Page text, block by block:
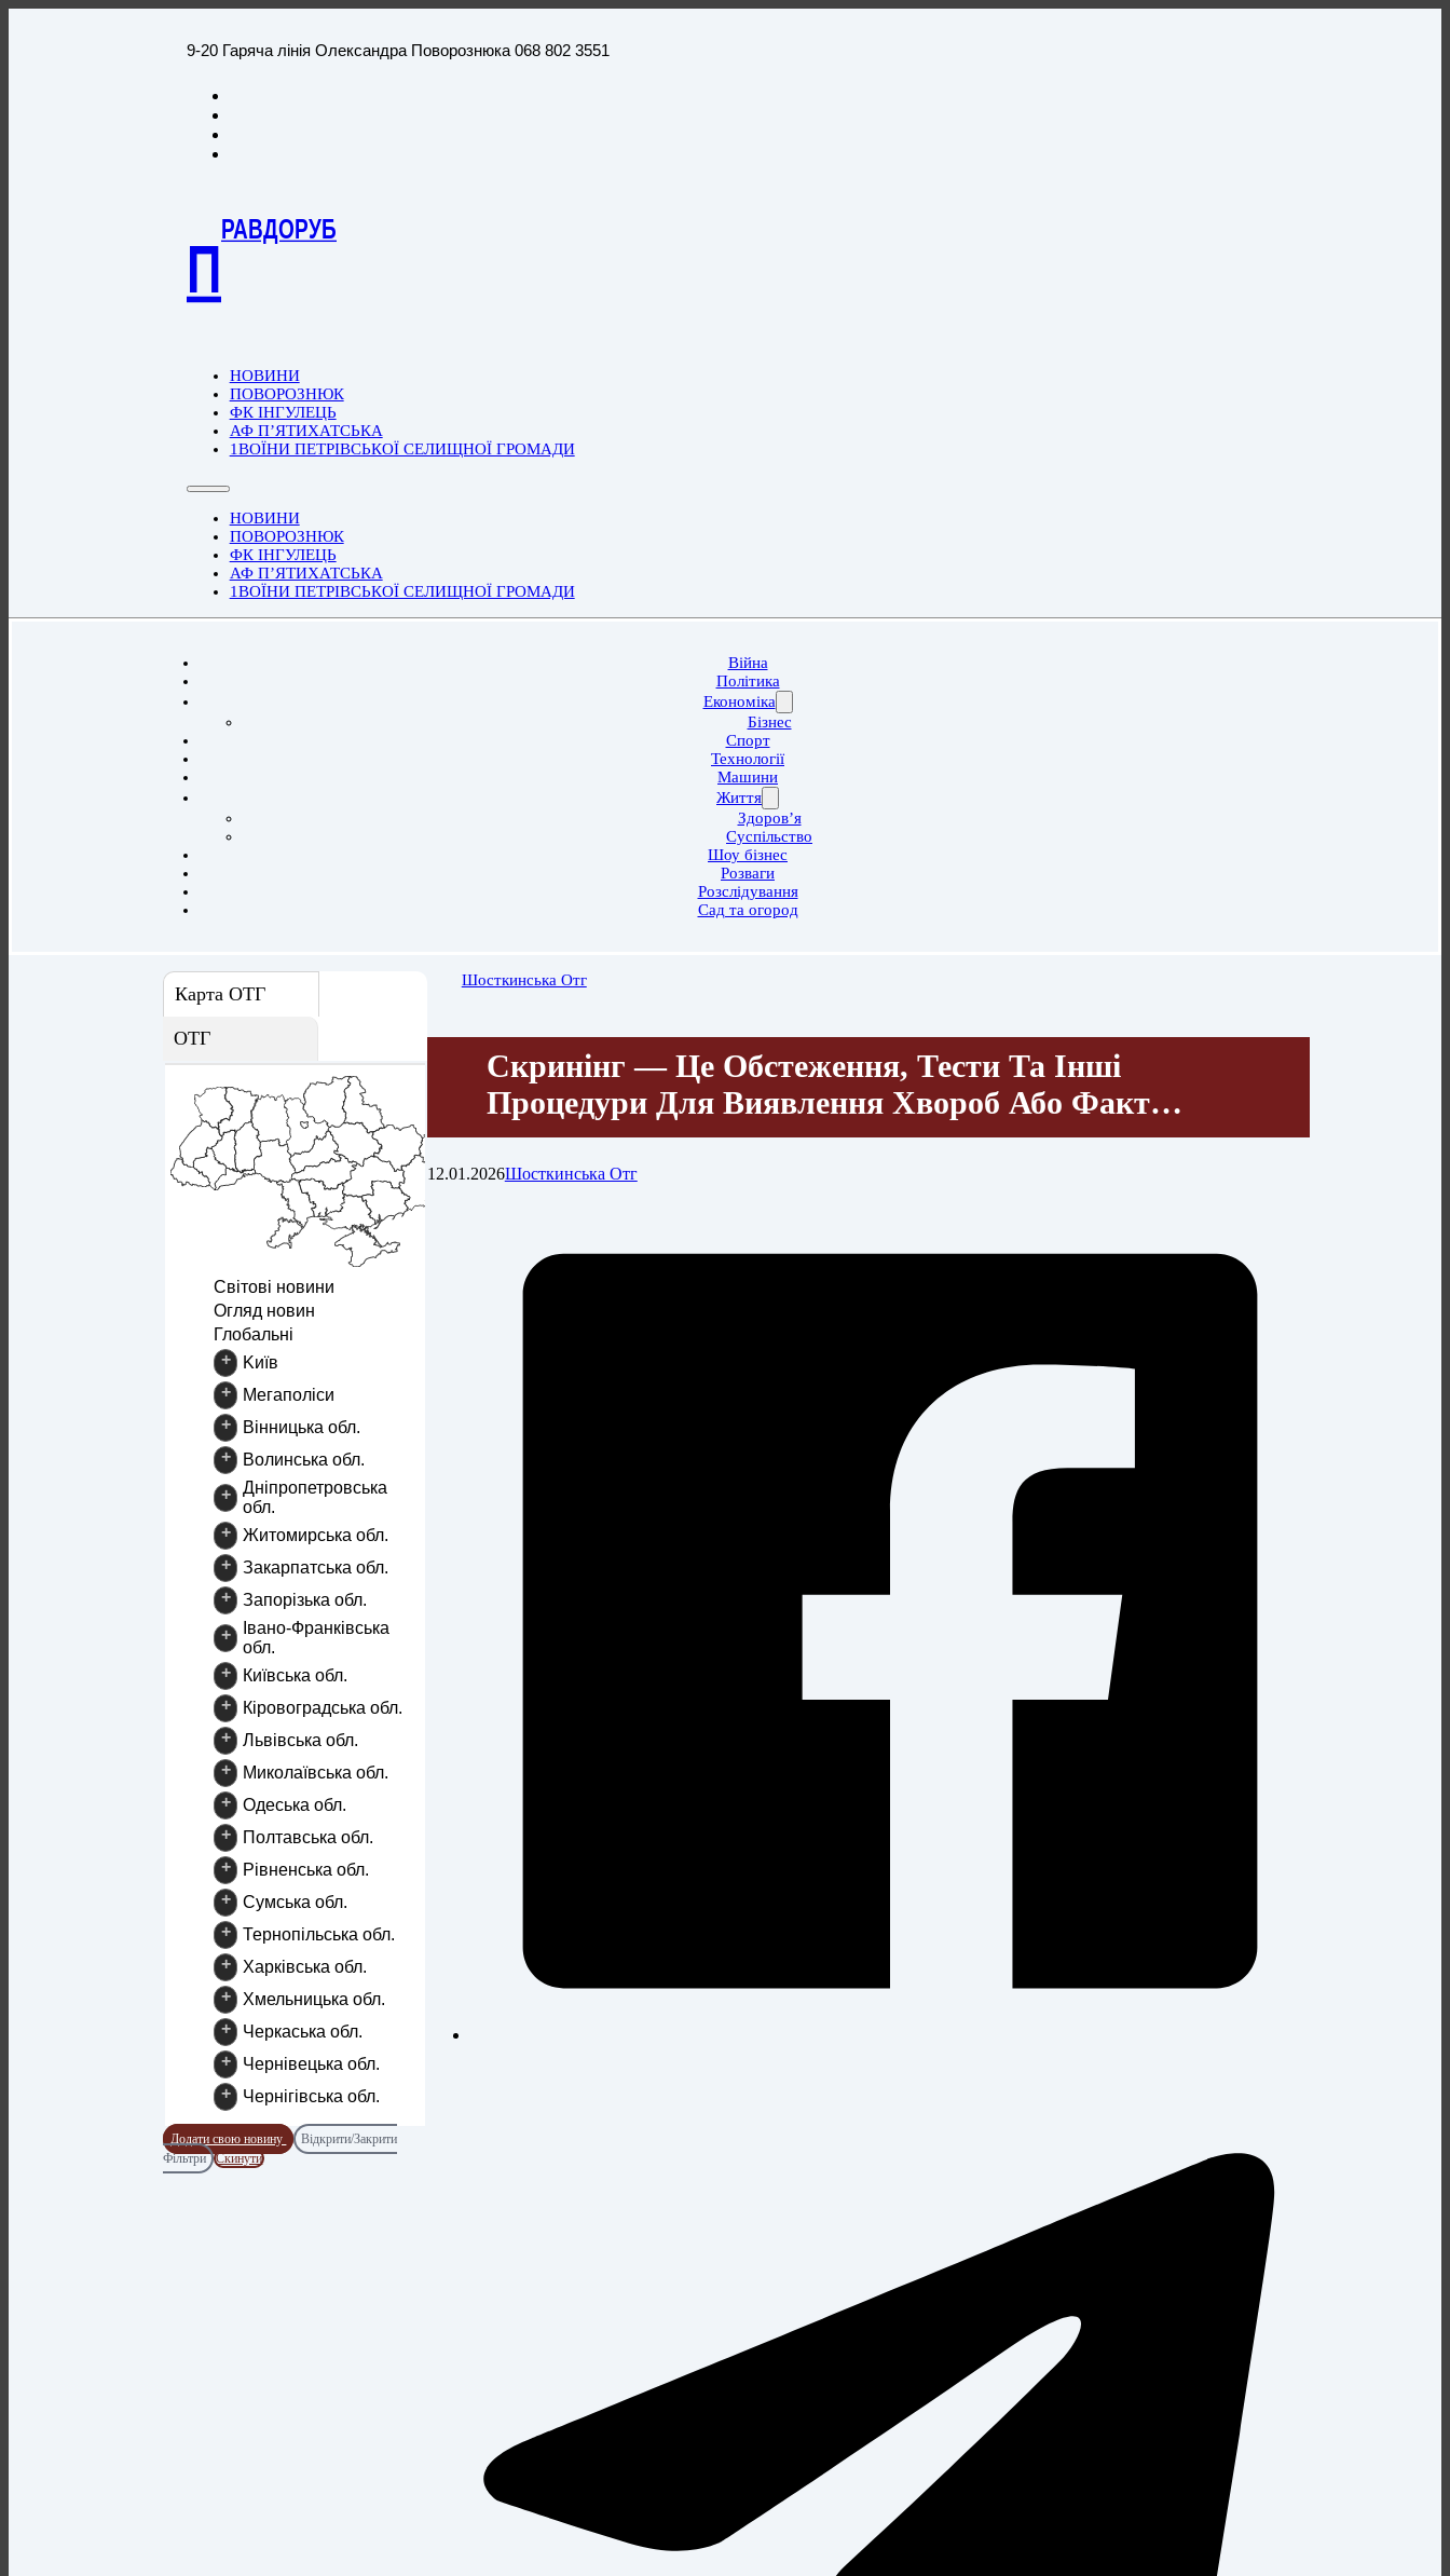
9-20 Гаряча лінія Олександра Поворознюка 068 802 3551
П
РАВДОРУБ
НОВИНИ
ПОВОРОЗНЮК
ФК ІНГУЛЕЦЬ
АФ П’ЯТИХАТСЬКА
1ВОЇНИ ПЕТРІВСЬКОЇ СЕЛИЩНОЇ ГРОМАДИ
НОВИНИ
ПОВОРОЗНЮК
ФК ІНГУЛЕЦЬ
АФ П’ЯТИХАТСЬКА
1ВОЇНИ ПЕТРІВСЬКОЇ СЕЛИЩНОЇ ГРОМАДИ
Війна
Політика
Економіка
Бізнес
Спорт
Технології
Машини
Життя
Здоров’я
Суспільство
Шоу бізнес
Розваги
Розслідування
Сад та огород
Карта ОТГ
ОТГ
Світові новини
Огляд новин
Глобальні
+
Kиїв
+
Mегаполіси
+
Вінницька обл.
+
Волинська обл.
+
Дніпропетровська
обл.
+
Житомирська обл.
+
Закарпатська обл.
+
Запорізька обл.
+
Івано-Франківська
обл.
+
Київська обл.
+
Кіровоградська обл.
+
Львівська обл.
+
Миколаївська обл.
+
Одеська обл.
+
Полтавська обл.
+
Рівненська обл.
+
Сумська обл.
+
Тернопільська обл.
+
Харківська обл.
+
Хмельницька обл.
+
Черкаська обл.
+
Чернівецька обл.
+
Чернігівська обл.
Додати свою новину
Відкрити/Закрити
Фільтри
Скинути
Шосткинська Отг
Скринінг — Це Обстеження, Тести Та Інші
Процедури Для Виявлення Хвороб Або Факт…
12.01.2026Шосткинська Отг